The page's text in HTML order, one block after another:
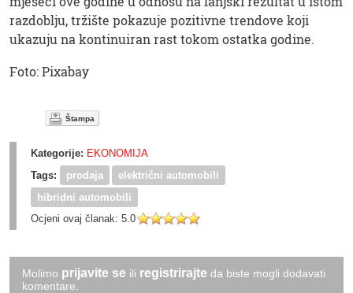
razdoblju, tržište pokazuje pozitivne trendove koji
ukazuju na kontinuiran rast tokom ostatka godine.
Foto: Pixabay
Štampa
Kategorije: EKONOMIJA
Tags:
prodaja
električni automobili
hibridni automobili
Ocjeni ovaj članak: 5.0
Molimo prijavite se ili registrirajte da biste mogli dodavati
komentare.